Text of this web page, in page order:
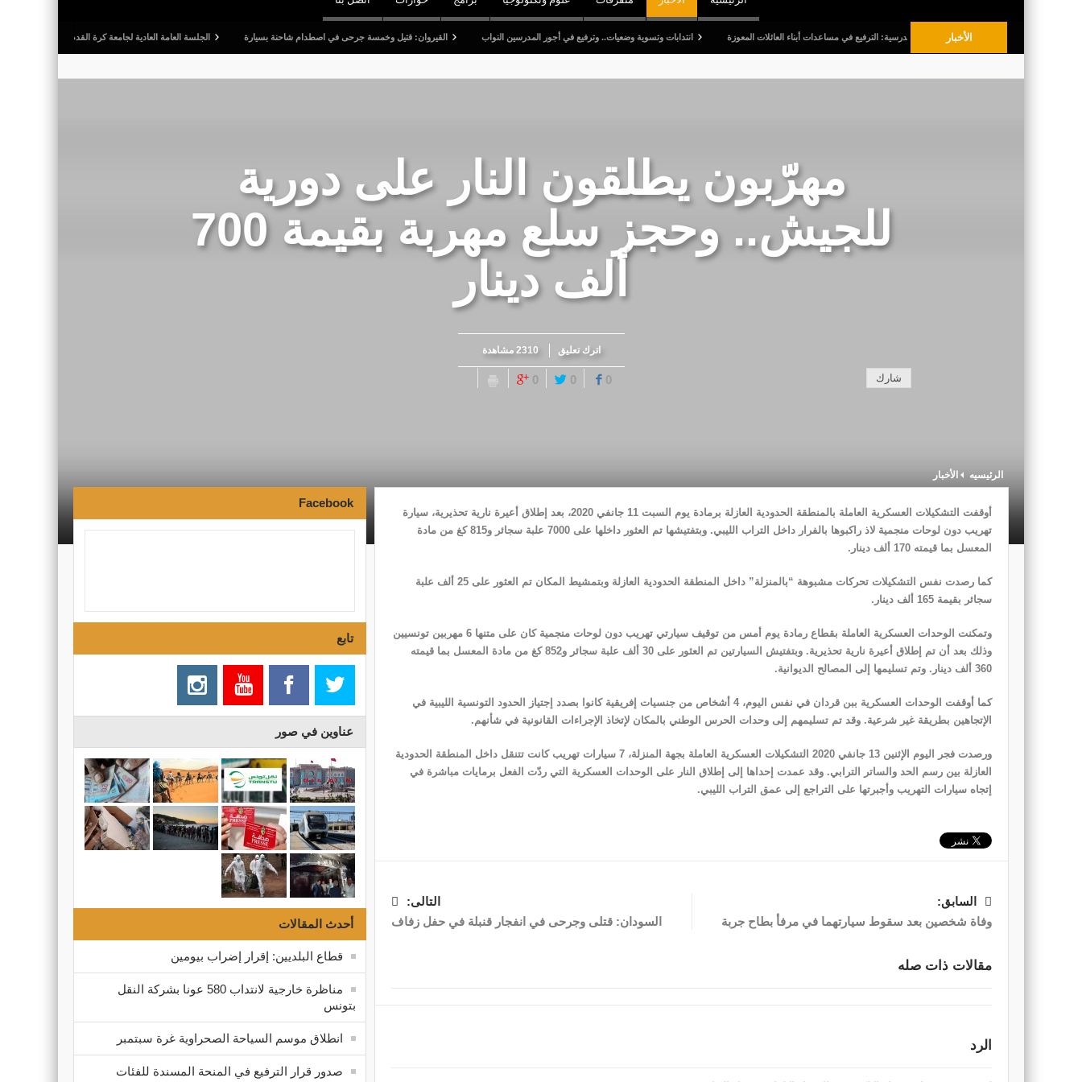
الأخبار
قبل العودة المدرسية: الترفيع في مساعدات أبناء العائلات المعوزة انتدابات وتسوية وضعيات.. وترفيع في أجور المدرسين النواب القيروان: قتيل وخمسة جرحى في اصطدام شاحنة بسيارة الجلسة العامة العادية لجامعة كرة القدم: المصادقة على التقريرين الأدبي
مهرّبون يطلقون النار على دورية
للجيش.. وحجز سلع مهربة بقيمة 700
ألف دينار
اترك تعليق 2310 مشاهدة
شارك 0
0
0
الرئيسيه الأخبار
أوقفت التشكيلات العسكرية العاملة بالمنطقة الحدودية العازلة برمادة يوم السبت 11 جانفي 2020، بعد إطلاق أعيرة نارية تحذيرية، سيارة
تهريب دون لوحات منجمية لاذ راكبوها بالفرار داخل التراب الليبي. وبتفتيشها تم العثور داخلها على 7000 علبة سجائر و815 كغ من مادة
المعسل بما قيمته 170 ألف دينار.
كما رصدت نفس التشكيلات تحركات مشبوهة “بالمنزلة” داخل المنطقة الحدودية العازلة وبتمشيط المكان تم العثور على 25 ألف علبة
سجائر بقيمة 165 ألف دينار.
وتمكنت الوحدات العسكرية العاملة بقطاع رمادة يوم أمس من توقيف سيارتي تهريب دون لوحات منجمية كان على متنها 6 مهربين تونسيين
وذلك بعد أن تم إطلاق أعيرة نارية تحذيرية. وبتفتيش السيارتين تم العثور على 30 ألف علبة سجائر و852 كغ من مادة المعسل بما قيمته
360 ألف دينار. وتم تسليمها إلى المصالح الديوانية.
كما أوقفت الوحدات العسكرية ببن قردان في نفس اليوم، 4 أشخاص من جنسيات إفريقية كانوا بصدد إجتياز الحدود التونسية الليبية في
الإتجاهين بطريقة غير شرعية. وقد تم تسليمهم إلى وحدات الحرس الوطني بالمكان لإتخاذ الإجراءات القانونية في شأنهم.
ورصدت فجر اليوم الإثنين 13 جانفي 2020 التشكيلات العسكرية العاملة بجهة المنزلة، 7 سيارات تهريب كانت تتنقل داخل المنطقة الحدودية
العازلة بين رسم الحد والساتر الترابي. وقد عمدت إحداها إلى إطلاق النار على الوحدات العسكرية التي ردّت الفعل برمايات مباشرة في
إتجاه سيارات التهريب وأجبرتها على التراجع إلى عمق التراب الليبي.
السابق:
وفاة شخصين بعد سقوط سيارتهما في مرفأ بطاح جربة
التالى:
السودان: قتلى وجرحى في انفجار قنبلة في حفل زفاف
مقالات ذات صله
الرد
Facebook
تابع
عناوين في صور
أحدث المقالات
قطاع البلديين: إقرار إضراب بيومين
مناظرة خارجية لانتداب 580 عونا بشركة النقل
بتونس
انطلاق موسم السياحة الصحراوية غرة سبتمبر
صدور قرار الترفيع في المنحة المسندة للفئات